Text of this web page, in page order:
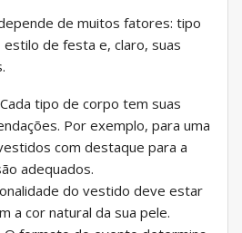
de muitos fatores: tipo
de festa e, claro, suas
Cada tipo de corpo tem suas
Por exemplo, para uma
com destaque para a
adequados.
do vestido deve estar
a cor natural da sua pele.